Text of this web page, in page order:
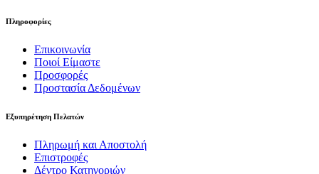
Πληροφορίες
Επικοινωνία
Ποιοί Είμαστε
Προσφορές
Προστασία Δεδομένων
Εξυπηρέτηση Πελατών
Πληρωμή και Αποστολή
Επιστροφές
Δέντρο Κατηγοριών